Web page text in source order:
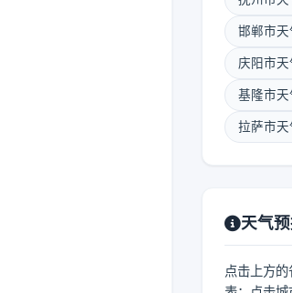
邯郸市天
庆阳市
基隆市天
拉萨市天
天气
点击上方